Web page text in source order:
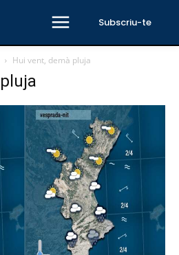
Subscriu-te
Hui vent, demà pluja